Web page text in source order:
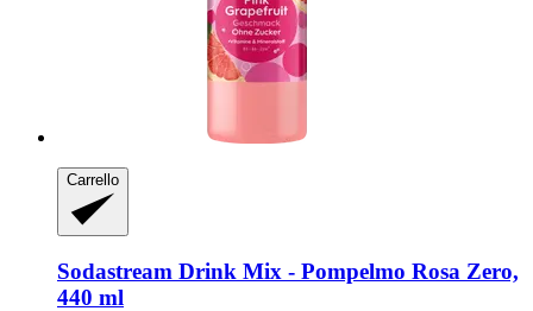
Carrello
Sodastream Drink Mix -​ Pompelmo Rosa Zero,
440 ml